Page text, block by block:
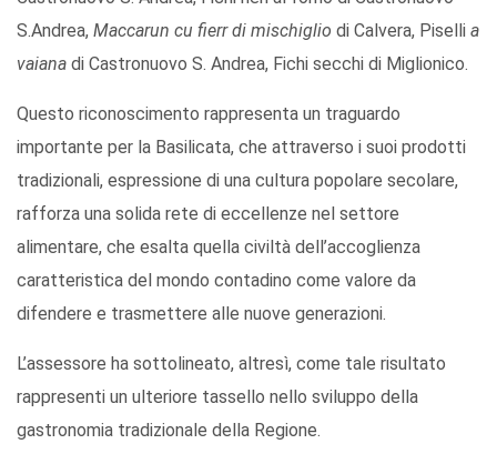
S.Andrea, Maccarun cu fierr di mischiglio di Calvera, Piselli a
vaiana di Castronuovo S. Andrea, Fichi secchi di Miglionico.
Questo riconoscimento rappresenta un traguardo
importante per la Basilicata, che attraverso i suoi prodotti
tradizionali, espressione di una cultura popolare secolare,
rafforza una solida rete di eccellenze nel settore
alimentare, che esalta quella civiltà dell’accoglienza
caratteristica del mondo contadino come valore da
difendere e trasmettere alle nuove generazioni.
L’assessore ha sottolineato, altresì, come tale risultato
rappresenti un ulteriore tassello nello sviluppo della
gastronomia tradizionale della Regione.